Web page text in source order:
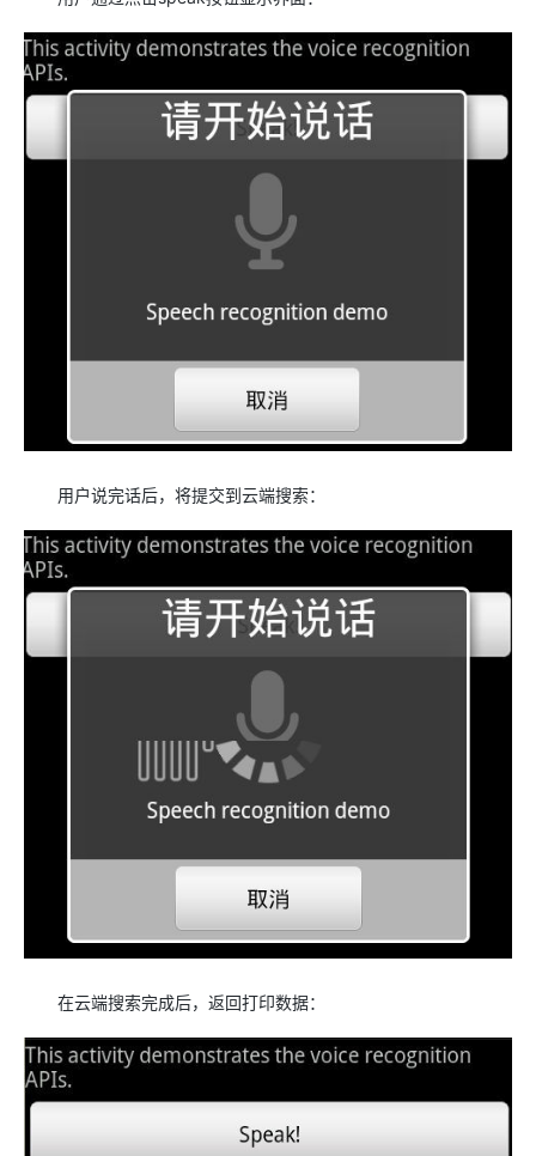
用户说完话后，将提交到云端搜索：
在云端搜索完成后，返回打印数据：